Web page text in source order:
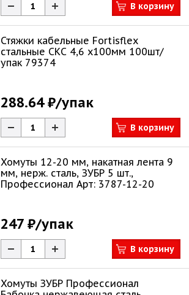
В корзину
Стяжки кабельные Fortisflex
стальные СКС 4,6 х100мм 100шт/
упак 79374
288.64 ₽/упак
В корзину
Хомуты 12-20 мм, накатная лента 9
мм, нерж. сталь, ЗУБР 5 шт.,
Профессионал Арт: 3787-12-20
247 ₽/упак
В корзину
Хомуты ЗУБР Профессионал